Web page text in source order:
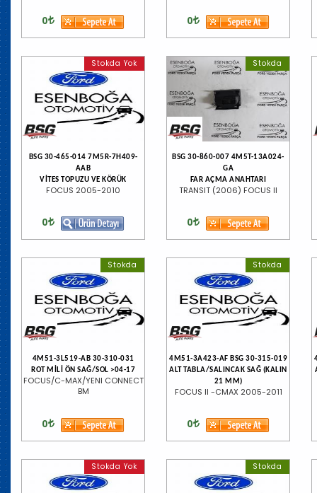
0 0
Stokda Yok
BSG 30-465-014 7M5R-7H409-
AAB
VİTES TOPUZU VE KÖRÜK
FOCUS 2005-2010
0
Stokda
BSG 30-860-007 4M5T-13A024-
GA
FAR AÇMA ANAHTARI
TRANSIT (2006) FOCUS II
0
Stokda
4M51-3L519-AB 30-310-031
ROT MİLİ ÖN SAĞ/SOL >04-17
FOCUS/C-MAX/YENI CONNECT
BM
0
Stokda
4M51-3A423-AF BSG 30-315-019
ALT TABLA/SALINCAK SAĞ (KALIN
21 MM)
FOCUS II -CMAX 2005-2011
0
Stokda Yok Stokda